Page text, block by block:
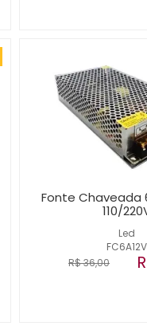
Led
FC6A12V
Fonte Chaveada
110/
R$ 36,00